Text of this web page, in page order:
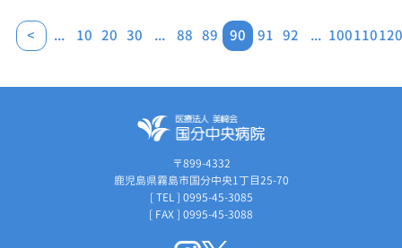
< ... 10 20 30 ... 88 89 90 91 92 ... 100110
〒899-4332
鹿児島県霧島市国分中央1丁目25-70
[ TEL ] 0995-45-3085
[ FAX ] 0995-45-3088